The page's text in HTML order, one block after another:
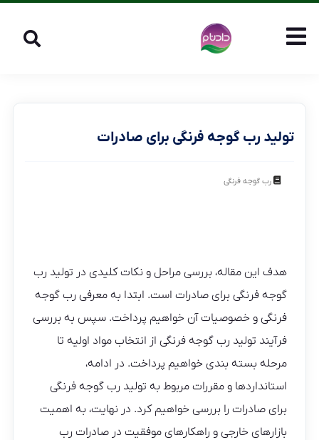
تولید رب گوجه فرنگی برای صادرات
رب گوجه فرنگی
هدف این مقاله، بررسی مراحل و نکات کلیدی در تولید رب
گوجه فرنگی برای صادرات است. ابتدا به معرفی رب گوجه
فرنگی و خصوصیات آن خواهیم پرداخت. سپس به بررسی
فرآیند تولید رب گوجه فرنگی از انتخاب مواد اولیه تا
مرحله بسته بندی خواهیم پرداخت. در ادامه،
استانداردها و مقررات مربوط به تولید رب گوجه فرنگی
برای صادرات را بررسی خواهیم کرد. در نهایت، به اهمیت
بازارهای خارجی و راهکارهای موفقیت در صادرات رب